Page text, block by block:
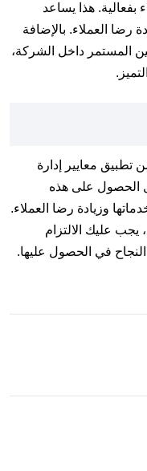
بفعالية. هذا يساعد
رضا العملاء. بالإضافة
المستمر داخل الشركة،
معايير إدارة
الحصول على هذه
وزيادة رضا العملاء.
عليك الالتزام
في الحصول عليها.